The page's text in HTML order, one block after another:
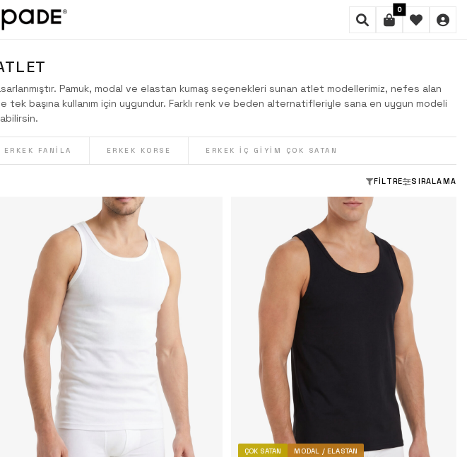
0
Pamuk, modal ve elastan kumaş seçenekleri sunan atlet modellerimiz, nefes alan
tek başına kullanım için uygundur. Farklı renk ve beden alternatifleriyle sana en uygun modeli
ERKEK FANILA ERKEK KORSE ERKEK İÇ GIYIM ÇOK SATAN
FILTRE SIRALAMA
ÇOK SATAN
MODAL / ELASTAN